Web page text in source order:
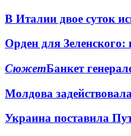
В Италии двое суток
Орден для
СюжетБанкет
Молдова
Украина поставила